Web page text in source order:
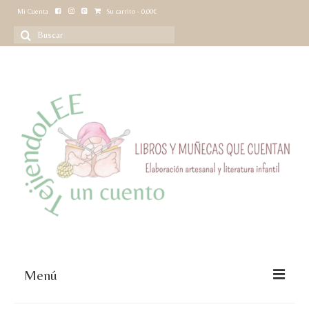
Mi Cuenta Su carrito - 0,00€
Buscar
por:
Menú